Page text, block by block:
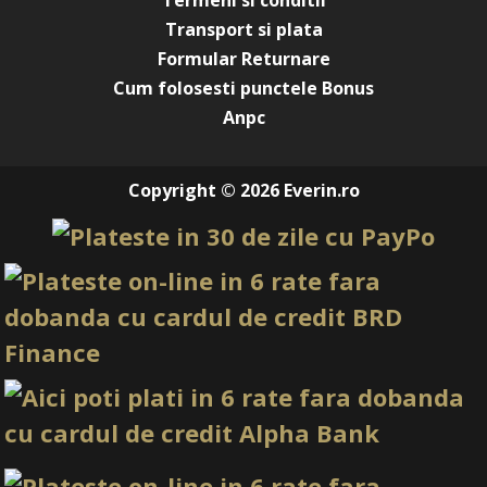
Transport si plata
Formular Returnare
Cum folosesti punctele Bonus
Anpc
Copyright © 2026 Everin.ro